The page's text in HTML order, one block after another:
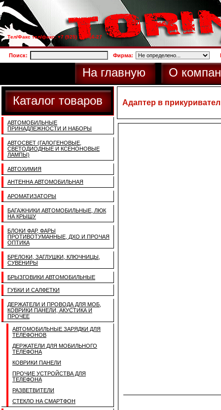
Тел/Факс тел/факс: +7 (925) 733-66-27
Поиск: Фирма:
На главную О
Каталог товаров
АВТОМОБИЛЬНЫЕ
ПРИНАДЛЕЖНОСТИ И НАБОРЫ
АВТОСВЕТ (ГАЛОГЕНОВЫЕ,
СВЕТОДИОДНЫЕ И КСЕНОНОВЫЕ
ЛАМПЫ)
АВТОХИМИЯ
АНТЕННА АВТОМОБИЛЬНАЯ
АРОМАТИЗАТОРЫ
БАГАЖНИКИ АВТОМОБИЛЬНЫЕ, ЛЮК
НА КРЫШУ
БЛОКИ ФАР, ФАРЫ
ПРОТИВОТУМАННЫЕ, ДХО И ПРОЧАЯ
ОПТИКА
БРЕЛОКИ, ЗАГЛУШКИ, КЛЮЧНИЦЫ,
СУВЕНИРЫ
БРЫЗГОВИКИ АВТОМОБИЛЬНЫЕ
ГУБКИ И САЛФЕТКИ
ДЕРЖАТЕЛИ И ПРОВОДА ДЛЯ МОБ,
КОВРИКИ ПАНЕЛИ, АКУСТИКА И
ПРОЧЕЕ
АВТОМОБИЛЬНЫЕ ЗАРЯДКИ ДЛЯ
ТЕЛЕФОНОВ
ДЕРЖАТЕЛИ ДЛЯ МОБИЛЬНОГО
ТЕЛЕФОНА
КОВРИКИ ПАНЕЛИ
ПРОЧИЕ УСТРОЙСТВА ДЛЯ
ТЕЛЕФОНА
РАЗВЕТВИТЕЛИ
СТЕКЛО НА СМАРТФОН
Адаптер в